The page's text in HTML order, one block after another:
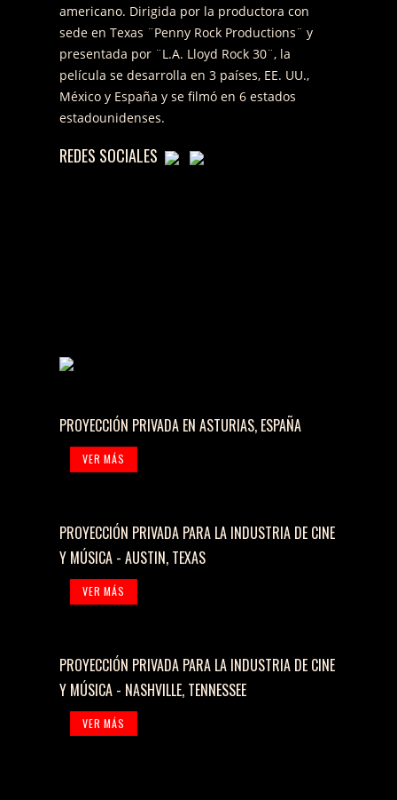
americano. Dirigida por la productora con
sede en Texas ¨Penny Rock Productions¨ y
presentada por ¨L.A. Lloyd Rock 30¨, la
película se desarrolla en 3 países, EE. UU.,
México y España y se filmó en 6 estados
estadounidenses.
REDES SOCIALES
PROYECCIÓN PRIVADA EN ASTURIAS, ESPAÑA
VER MÁS
PROYECCIÓN PRIVADA PARA LA INDUSTRIA DE CINE
Y MÚSICA - AUSTIN, TEXAS
VER MÁS
PROYECCIÓN PRIVADA PARA LA INDUSTRIA DE CINE
Y MÚSICA - NASHVILLE, TENNESSEE
VER MÁS